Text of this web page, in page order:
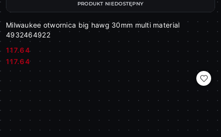
Milwaukee otwornica big hawg 30mm multi material
4932464922
Cena:
117.64
Cena:
117.64
PRODUKT NIEDOSTĘPNY